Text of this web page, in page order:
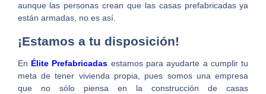
aunque las personas crean que las casas prefabricadas ya
están armadas, no es así.
¡Estamos a tu disposición!
En Élite Prefabricadas estamos para ayudarte a cumplir tu
meta de tener vivienda propia, pues somos una empresa
que no sólo piensa en la construcción de casas